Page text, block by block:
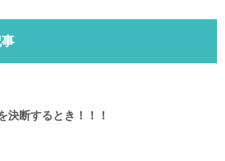
決断するとき！！！